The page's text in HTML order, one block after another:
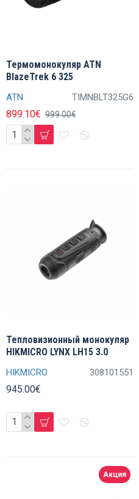
ATN TIMNBLT325G6
Термомонокуляр ATN
BlazeTrek 6 325
899.10€ 999.00€
HIKMICRO 308101551
Тепловизионный монокуляр
HIKMICRO LYNX LH15 3.0
945.00€
Акция